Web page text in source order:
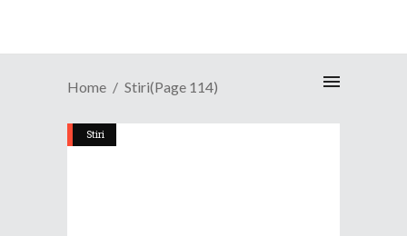
Home Stiri(Page 114)
Stiri